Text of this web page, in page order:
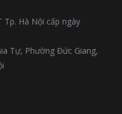
Tp. Hà Nội cấp ngày
Tự, Phường Đức Giang,